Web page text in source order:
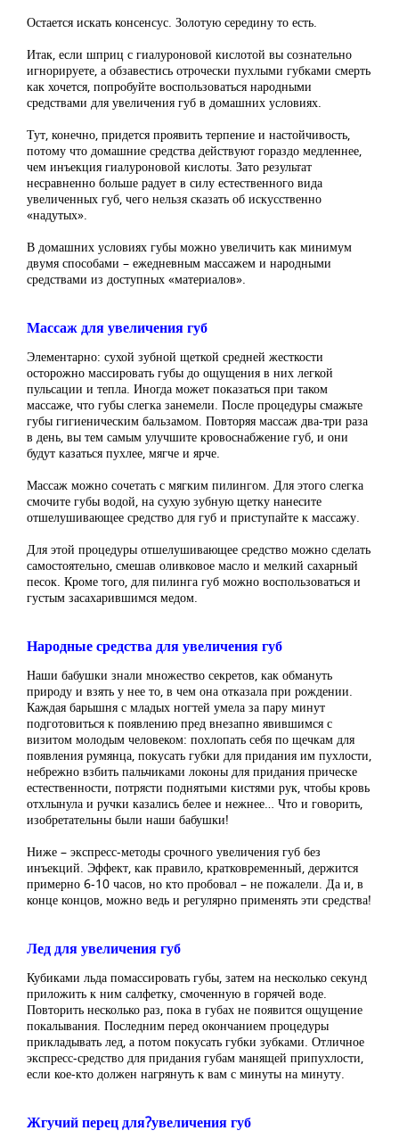
Остается искать консенсус. Золотую середину то есть.
Итак, если шприц с гиалуроновой кислотой вы сознательно
игнорируете, а обзавестись отрочески пухлыми губками смерть
как хочется, попробуйте воспользоваться народными
средствами для увеличения губ в домашних условиях.
Тут, конечно, придется проявить терпение и настойчивость,
потому что домашние средства действуют гораздо медленнее,
чем инъекция гиалуроновой кислоты. Зато результат
несравненно больше радует в силу естественного вида
увеличенных губ, чего нельзя сказать об искусственно
«надутых».
В домашних условиях губы можно увеличить как минимум
двумя способами – ежедневным массажем и народными
средствами из доступных «материалов».
Массаж для увеличения губ
Элементарно: сухой зубной щеткой средней жесткости
осторожно массировать губы до ощущения в них легкой
пульсации и тепла. Иногда может показаться при таком
массаже, что губы слегка занемели. После процедуры смажьте
губы гигиеническим бальзамом. Повторяя массаж два-три раза
в день, вы тем самым улучшите кровоснабжение губ, и они
будут казаться пухлее, мягче и ярче.
Массаж можно сочетать с мягким пилингом. Для этого слегка
смочите губы водой, на сухую зубную щетку нанесите
отшелушивающее средство для губ и приступайте к массажу.
Для этой процедуры отшелушивающее средство можно сделать
самостоятельно, смешав оливковое масло и мелкий сахарный
песок. Кроме того, для пилинга губ можно воспользоваться и
густым засахарившимся медом.
Народные средства для увеличения губ
Наши бабушки знали множество секретов, как обмануть
природу и взять у нее то, в чем она отказала при рождении.
Каждая барышня с младых ногтей умела за пару минут
подготовиться к появлению пред внезапно явившимся с
визитом молодым человеком: похлопать себя по щечкам для
появления румянца, покусать губки для придания им пухлости,
небрежно взбить пальчиками локоны для придания прическе
естественности, потрясти поднятыми кистями рук, чтобы кровь
отхлынула и ручки казались белее и нежнее… Что и говорить,
изобретательны были наши бабушки!
Ниже – экспресс-методы срочного увеличения губ без
инъекций. Эффект, как правило, кратковременный, держится
примерно 6-10 часов, но кто пробовал – не пожалели. Да и, в
конце концов, можно ведь и регулярно применять эти средства!
Лед для увеличения губ
Кубиками льда помассировать губы, затем на несколько секунд
приложить к ним салфетку, смоченную в горячей воде.
Повторить несколько раз, пока в губах не появится ощущение
покалывания. Последним перед окончанием процедуры
прикладывать лед, а потом покусать губки зубками. Отличное
экспресс-средство для придания губам манящей припухлости,
если кое-кто должен нагрянуть к вам с минуты на минуту.
Жгучий перец для?увеличения губ